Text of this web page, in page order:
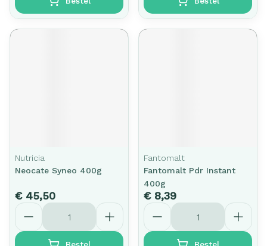
Nutricia
Neocate Syneo 400g
€ 45,50
Aantal
Fantomalt
Fantomalt Pdr Instant
400g
€ 8,39
Aantal